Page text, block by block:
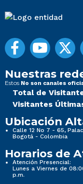
Nuestras
Estos No son canales
Total de
Visitantes
Ubicación
Calle 12 No 7 - 65,
Bogotá - Colombia
Horarios de
Atención Presencial:
Lunes a Viernes de
p.m.